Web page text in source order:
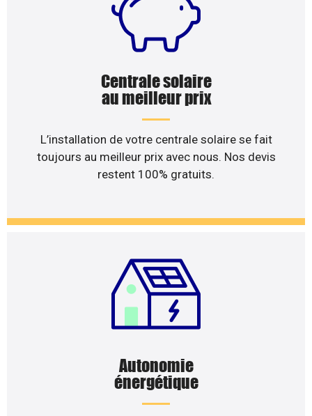
Centrale solaire
au meilleur prix
L’installation de votre centrale solaire se fait
toujours au meilleur prix avec nous. Nos devis
restent 100% gratuits.
Autonomie
énergétique